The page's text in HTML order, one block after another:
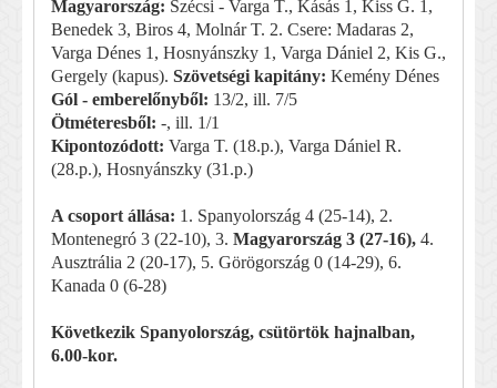
Magyarország: Szécsi - Varga T., Kásás 1, Kiss G. 1,
Benedek 3, Biros 4, Molnár T. 2. Csere: Madaras 2,
Varga Dénes 1, Hosnyánszky 1, Varga Dániel 2, Kis G.,
Gergely (kapus). Szövetségi kapitány: Kemény Dénes
Gól - emberelőnyből: 13/2, ill. 7/5
Ötméteresből: -, ill. 1/1
Kipontozódott: Varga T. (18.p.), Varga Dániel R.
(28.p.), Hosnyánszky (31.p.)
A csoport állása: 1. Spanyolország 4 (25-14), 2.
Montenegró 3 (22-10), 3. Magyarország 3 (27-16), 4.
Ausztrália 2 (20-17), 5. Görögország 0 (14-29), 6.
Kanada 0 (6-28)
Következik Spanyolország, csütörtök hajnalban,
6.00-kor.